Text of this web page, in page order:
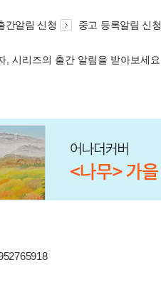
간알림 신청 중고 등록알림 신청
, 시리즈의 출간 알림을 받아보세요